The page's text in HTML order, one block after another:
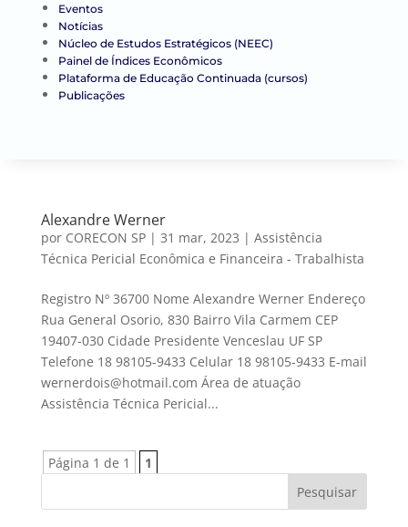
Eventos
Notícias
Núcleo de Estudos Estratégicos (NEEC)
Painel de Índices Econômicos
Plataforma de Educação Continuada (cursos)
Publicações
Alexandre Werner
por CORECON SP| 31 mar, 2023 | Assistência
Técnica Pericial Econômica e Financeira - Trabalhista
Registro Nº 36700 Nome Alexandre Werner Endereço
Rua General Osorio, 830 Bairro Vila Carmem CEP
19407-030 Cidade Presidente Venceslau UF SP
Telefone 18 98105-9433 Celular 18 98105-9433 E-mail
wernerdois@hotmail.com Área de atuação
Assistência Técnica Pericial...
Página 1 de 1
1
Pesquisar